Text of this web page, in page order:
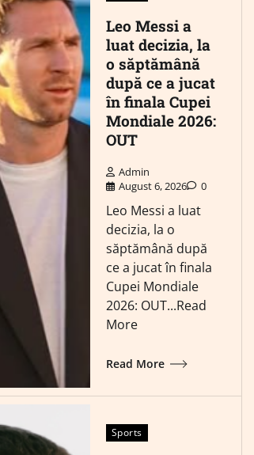
Leo Messi a
luat decizia, la
o săptămână
după ce a jucat
în finala Cupei
Mondiale 2026:
OUT
Admin
August 6, 2026
0
Leo Messi a luat
decizia, la o
săptămână după
ce a jucat în finala
Cupei Mondiale
2026: OUT...Read
More
Read More
Sports